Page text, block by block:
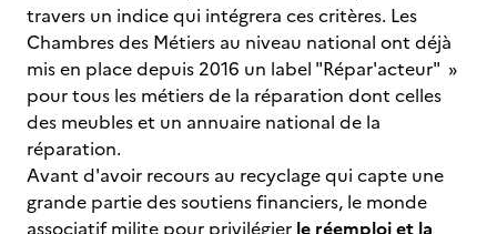
travers un indice qui intégrera ces critères. Les
Chambres des Métiers au niveau national ont déjà
mis en place depuis 2016 un label "Répar'acteur" »
pour tous les métiers de la réparation dont celles
des meubles et un annuaire national de la
réparation.
Avant d'avoir recours au recyclage qui capte une
grande partie des soutiens financiers, le monde
associatif milite pour privilégier le réemploi et la